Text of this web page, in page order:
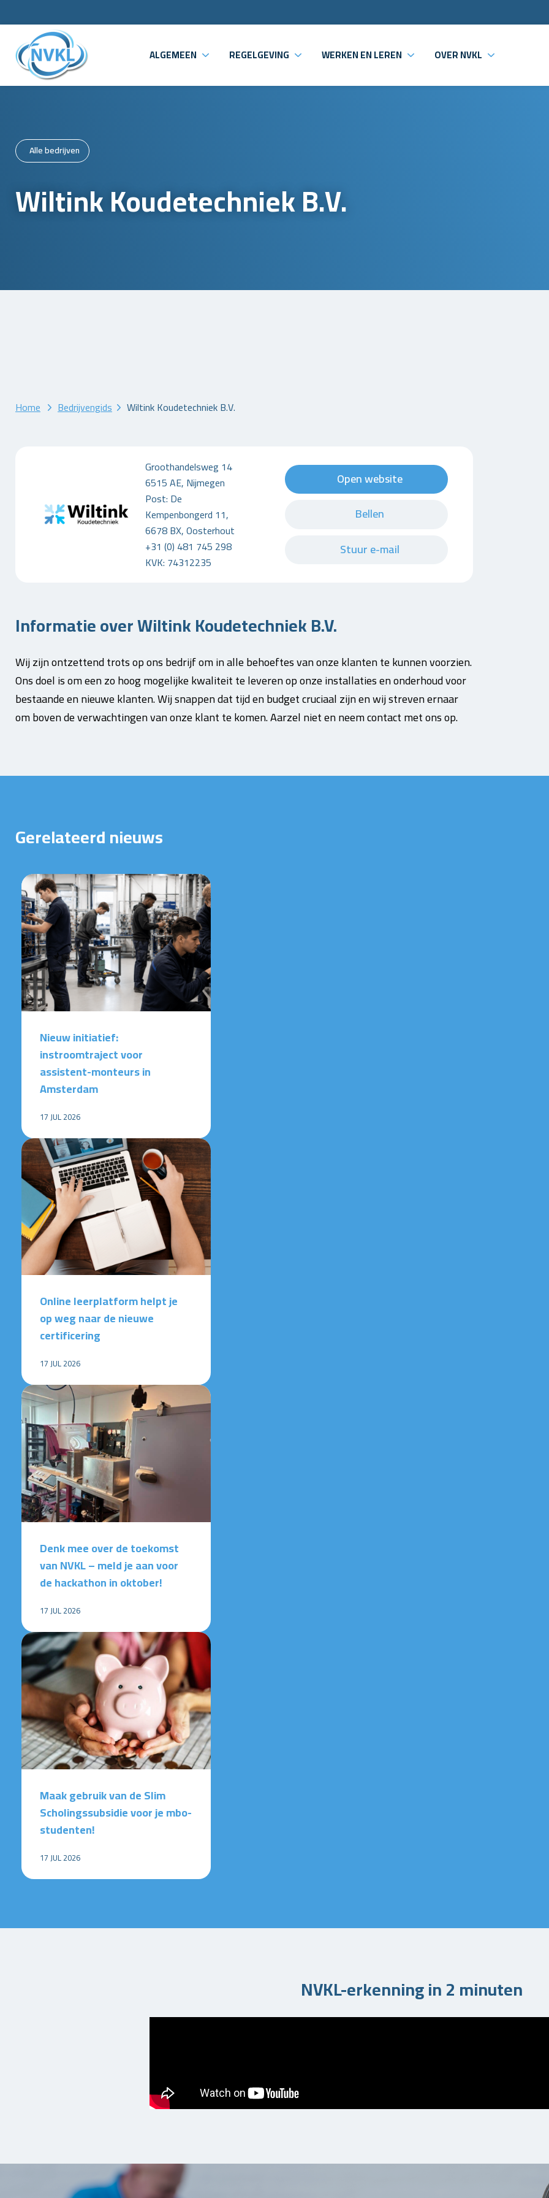
ALGEMEEN REGELGEVING WERKEN EN LEREN OVER NVKL
Alle bedrijven
Wiltink Koudetechniek B.V.
Home Bedrijvengids Wiltink Koudetechniek B.V.
Groothandelsweg 14
6515 AE, Nijmegen
Post: De
Kempenbongerd 11,
6678 BX, Oosterhout
+31 (0) 481 745 298
KVK: 74312235
Open website
Bellen
Stuur e-mail
Informatie over Wiltink Koudetechniek B.V.
Wij zijn ontzettend trots op ons bedrijf om in alle behoeftes van onze klanten te kunnen voorzien.
Ons doel is om een zo hoog mogelijke kwaliteit te leveren op onze installaties en onderhoud voor
bestaande en nieuwe klanten. Wij snappen dat tijd en budget cruciaal zijn en wij streven ernaar
om boven de verwachtingen van onze klant te komen. Aarzel niet en neem contact met ons op.
Gerelateerd nieuws
Nieuw initiatief:
instroomtraject voor
assistent-monteurs in
Amsterdam
17 JUL 2026
Online leerplatform helpt je
op weg naar de nieuwe
certificering
17 JUL 2026
Denk mee over de toekomst
van NVKL – meld je aan voor
de hackathon in oktober!
17 JUL 2026
Maak gebruik van de Slim
Scholingssubsidie voor je mbo-
studenten!
17 JUL 2026
NVKL-erkenning in 2 minuten